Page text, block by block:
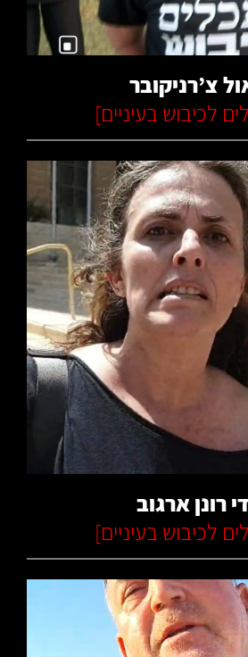
צ’רניקובר
לכיבוש בעיניים]
קרא עוד
רונן ארגוב
לכיבוש בעיניים]